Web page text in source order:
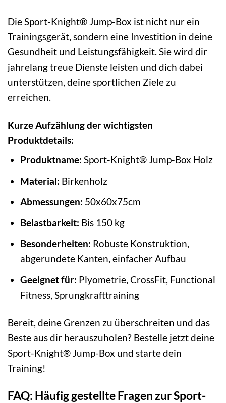
Die Sport-Knight® Jump-Box ist nicht nur ein
Trainingsgerät, sondern eine Investition in deine
Gesundheit und Leistungsfähigkeit. Sie wird dir
jahrelang treue Dienste leisten und dich dabei
unterstützen, deine sportlichen Ziele zu
erreichen.
Kurze Aufzählung der wichtigsten
Produktdetails:
Produktname: Sport-Knight® Jump-Box Holz
Material: Birkenholz
Abmessungen: 50x60x75cm
Belastbarkeit: Bis 150 kg
Besonderheiten: Robuste Konstruktion,
abgerundete Kanten, einfacher Aufbau
Geeignet für: Plyometrie, CrossFit, Functional
Fitness, Sprungkrafttraining
Bereit, deine Grenzen zu überschreiten und das
Beste aus dir herauszuholen? Bestelle jetzt deine
Sport-Knight® Jump-Box und starte dein
Training!
FAQ: Häufig gestellte Fragen zur Sport-